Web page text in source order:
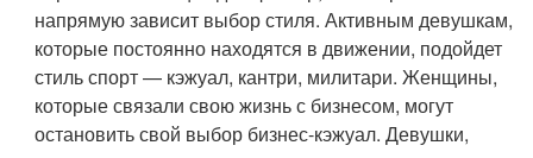
напрямую зависит выбор стиля. Активным девушкам,
которые постоянно находятся в движении, подойдет
стиль спорт — кэжуал, кантри, милитари. Женщины,
которые связали свою жизнь с бизнесом, могут
остановить свой выбор бизнес-кэжуал. Девушки,